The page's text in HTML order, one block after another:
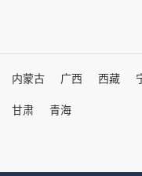
内蒙古 广西 西藏
甘肃 青海